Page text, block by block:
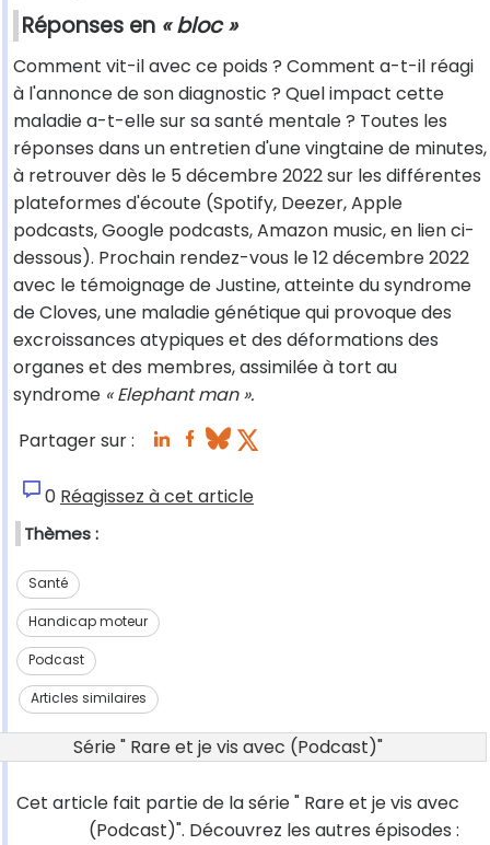
Réponses en « bloc »
Comment vit-il avec ce poids ? Comment a-t-il réagi
à l'annonce de son diagnostic ? Quel impact cette
maladie a-t-elle sur sa santé mentale ? Toutes les
réponses dans un entretien d'une vingtaine de minutes,
à retrouver dès le 5 décembre 2022 sur les différentes
plateformes d'écoute (Spotify, Deezer, Apple
podcasts, Google podcasts, Amazon music, en lien ci-
dessous). Prochain rendez-vous le 12 décembre 2022
avec le témoignage de Justine, atteinte du syndrome
de Cloves, une maladie génétique qui provoque des
excroissances atypiques et des déformations des
organes et des membres, assimilée à tort au
syndrome « Elephant man ».
Partager sur :
0 Réagissez à cet article
Thèmes :
Santé
Handicap moteur
Podcast
Articles similaires
Série " Rare et je vis avec (Podcast)"
Cet article fait partie de la série " Rare et je vis avec
(Podcast)". Découvrez les autres épisodes :